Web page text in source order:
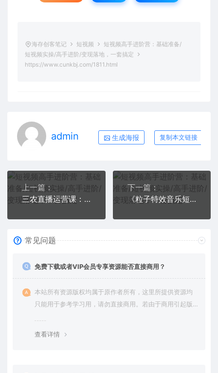
海存创客笔记 短视频
短视频高手进阶营：基础准备/
短视频实操/高手进阶/变现落地，一套搞定
https://www.cunkbj.com/1811.html
admin 生成海报 复制本文链接
上一篇：
三农直播运营课：打造三农类目精准直播间，主播培训、话术逻辑、直播运营
下一篇：
《粒子特效音乐短视频变现项目》主攻平台 抖音、快手、视频号 多种变现方法
常见问题
免费下载或者VIP会员专享资源能否直接商用？
本站所有资源版权均属于原作者所有，这里所提供资源均
只能用于参考学习用，请勿直接商用。若由于商用引起版
查看详情